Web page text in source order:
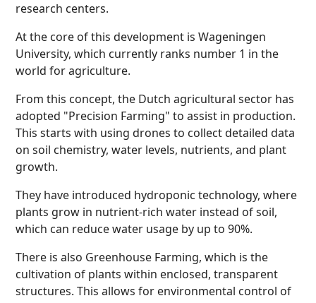
research centers.
At the core of this development is Wageningen
University, which currently ranks number 1 in the
world for agriculture.
From this concept, the Dutch agricultural sector has
adopted "Precision Farming" to assist in production.
This starts with using drones to collect detailed data
on soil chemistry, water levels, nutrients, and plant
growth.
They have introduced hydroponic technology, where
plants grow in nutrient-rich water instead of soil,
which can reduce water usage by up to 90%.
There is also Greenhouse Farming, which is the
cultivation of plants within enclosed, transparent
structures. This allows for environmental control of